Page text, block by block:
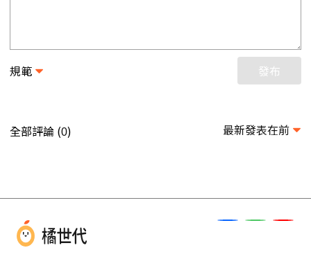
規範 發布
全部評論 (0) 最新發表在前